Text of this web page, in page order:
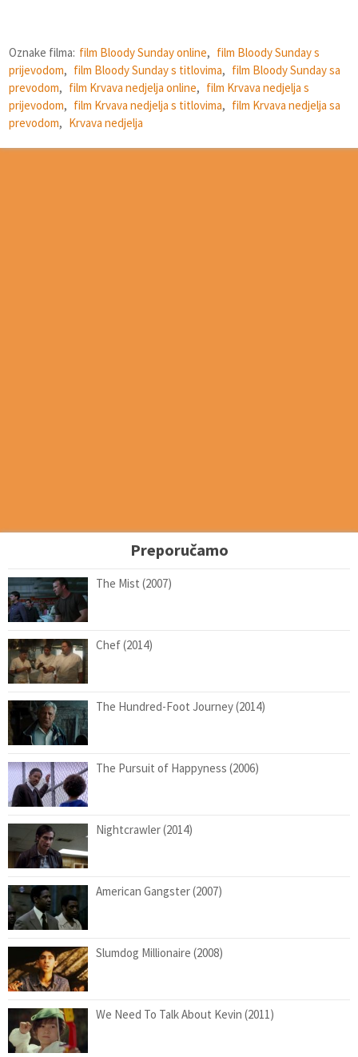
Oznake filma: film Bloody Sunday online, film Bloody Sunday s
prijevodom, film Bloody Sunday s titlovima, film Bloody Sunday sa
prevodom, film Krvava nedjelja online, film Krvava nedjelja s
prijevodom, film Krvava nedjelja s titlovima, film Krvava nedjelja sa
prevodom, Krvava nedjelja
Preporučamo
The Mist (2007)
Chef (2014)
The Hundred-Foot Journey (2014)
The Pursuit of Happyness (2006)
Nightcrawler (2014)
American Gangster (2007)
Slumdog Millionaire (2008)
We Need To Talk About Kevin (2011)